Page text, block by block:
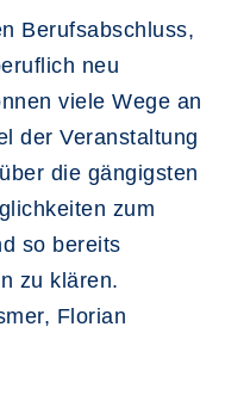
Berufsabschluss,
neu
viele Wege an
der Veranstaltung
die gängigsten
zum
so bereits
zu klären.
Florian